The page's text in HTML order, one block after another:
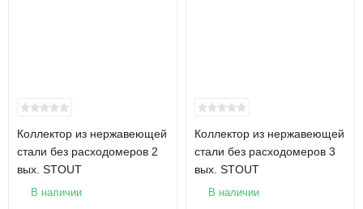
Коллектор из нержавеющей
стали без расходомеров 2
вых. STOUT
В наличии
Коллектор из нержавеющей
стали без расходомеров 3
вых. STOUT
В наличии